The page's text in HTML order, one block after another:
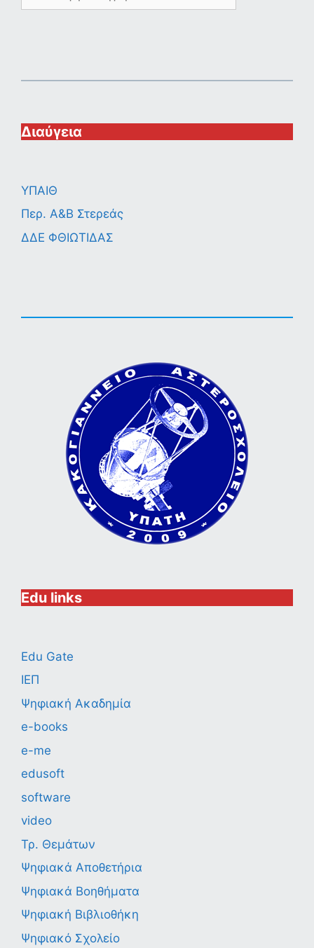
Διαύγεια
ΥΠΑΙΘ
Περ. A&B Στερεάς
ΔΔΕ ΦΘΙΩΤΙΔΑΣ
Edu links
Edu Gate
ΙΕΠ
Ψηφιακή Ακαδημία
e-books
e-me
edusoft
software
video
Τρ. Θεμάτων
Ψηφιακά Αποθετήρια
Ψηφιακά Βοηθήματα
Ψηφιακή Βιβλιοθήκη
Ψηφιακό Σχολείο